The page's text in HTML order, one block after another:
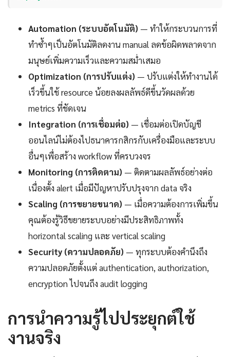
Automation (ระบบอัตโนมัติ) — ทำให้กระบวนการที่
ทำซ้ำๆเป็นอัตโนมัติลดงาน manual ลดข้อผิดพลาดจาก
มนุษย์เพิ่มความเร็วและความสม่ำเสมอ
Optimization (การปรับแต่ง) — ปรับแต่งให้ทำงานได้
เร็วขึ้นใช้ resource น้อยลงผลลัพธ์ดีขึ้นวัดผลด้วย
metrics ที่ชัดเจน
Integration (การเชื่อมต่อ) — เชื่อมต่อเปิดบัญชี
ออนไลน์ไม่ต้องไปธนาคารกสิกรกับเครื่องมือและระบบ
อื่นๆเพื่อสร้าง workflow ที่ครบวงจร
Monitoring (การติดตาม) — ติดตามผลลัพธ์อย่างต่อ
เนื่องตั้ง alert เมื่อมีปัญหาปรับปรุงจาก data จริง
Scaling (การขยายขนาด) — เมื่อความต้องการเพิ่มขึ้น
คุณต้องรู้วิธีขยายระบบอย่างมีประสิทธิภาพทั้ง
horizontal scaling และ vertical scaling
Security (ความปลอดภัย) — ทุกระบบต้องคำนึงถึง
ความปลอดภัยตั้งแต่ authentication, authorization,
encryption ไปจนถึง audit logging
การนำความรู้ไปประยุกต์ใช้
งานจริง